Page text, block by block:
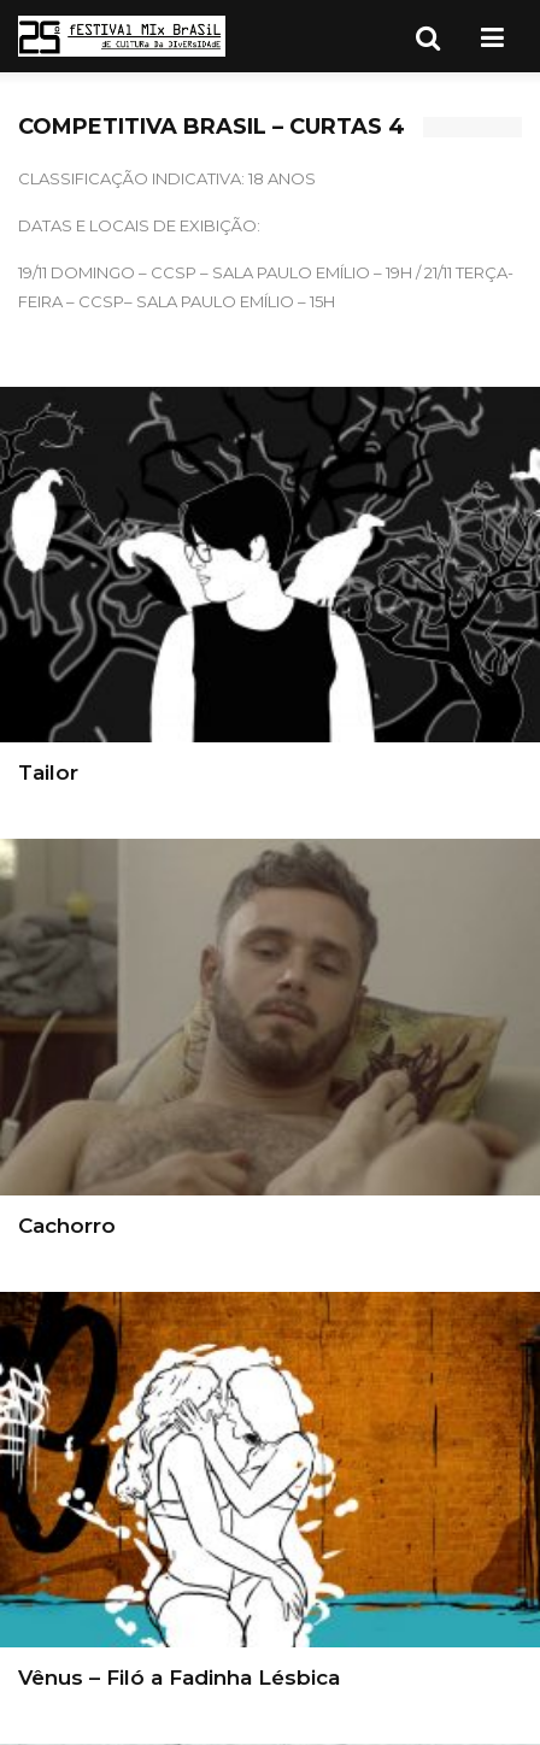
COMPETITIVA BRASIL – CURTAS 4
CLASSIFICAÇÃO INDICATIVA: 18 ANOS
DATAS E LOCAIS DE EXIBIÇÃO:
19/11 DOMINGO – CCSP – SALA PAULO EMÍLIO – 19H / 21/11 TERÇA-
FEIRA – CCSP– SALA PAULO EMÍLIO – 15H
Tailor
Cachorro
Vênus – Filó a Fadinha Lésbica